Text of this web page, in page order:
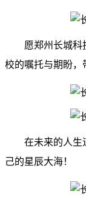
愿郑州长城科
校的嘱托与期盼，
在未来的人生
己的星辰大海！